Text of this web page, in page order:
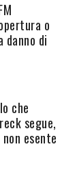
o
di
che
segue,
esente